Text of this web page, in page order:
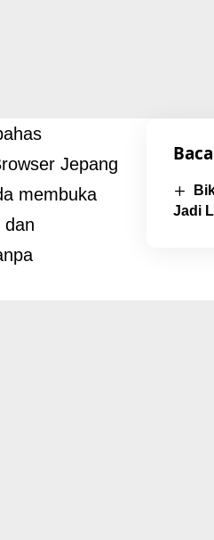
Jadi
Jepang
membuka
dan